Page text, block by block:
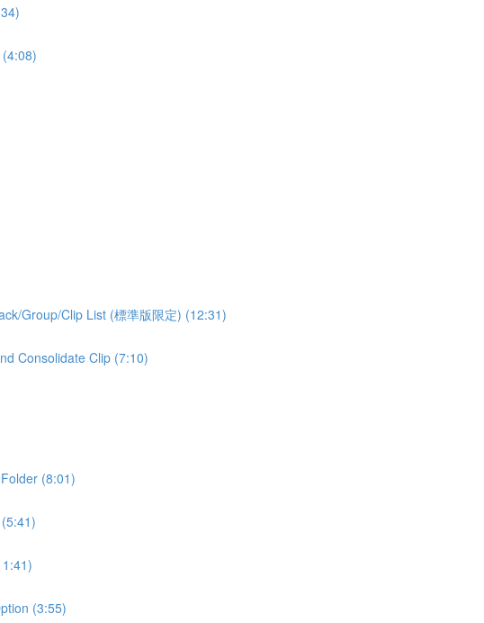
Group/Clip List (標準版限定) (12:31)
Consolidate Clip (7:10)
(8:01)
(3:55)